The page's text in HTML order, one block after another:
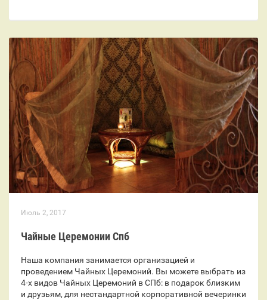
Июль 2, 2017
Чайные Церемонии Спб
Наша компания занимается организацией и
проведением Чайных Церемоний. Вы можете выбрать из
4-х видов Чайных Церемоний в СПб: в подарок близким
и друзьям, для нестандартной корпоративной вечеринки